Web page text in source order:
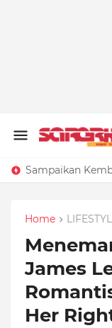
Home
James
Her